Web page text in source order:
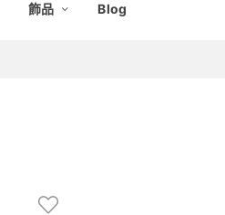
飾品 Blog